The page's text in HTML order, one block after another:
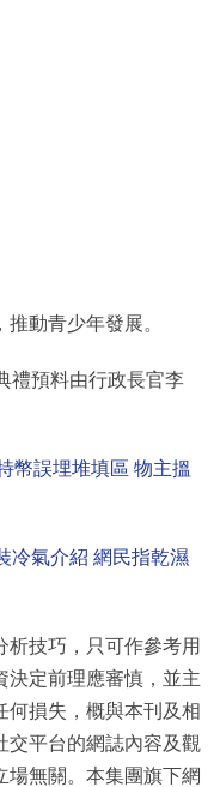
動青少年發展。
禮預料由行政長官李
幣誤埋堆填區 物主搵
冷氣介紹 網民指乾濕
析技巧，只可作參考用
決定前理應審慎，並主
何損失，概與本刊及相
交平台的網誌內容及觀
場無關。本集團旗下網